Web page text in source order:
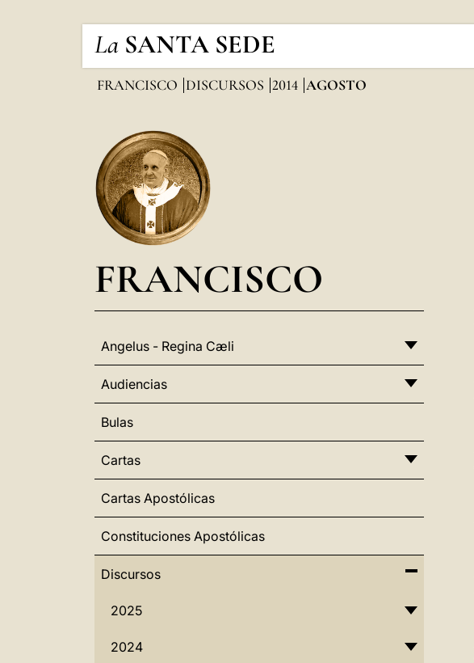
La SANTA SEDE
FRANCISCO DISCURSOS 2014 AGOSTO
FRANCISCO
Angelus - Regina Cæli
Audiencias
Bulas
Cartas
Cartas Apostólicas
Constituciones Apostólicas
Discursos
2025
2024